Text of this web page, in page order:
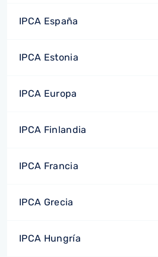
IPCA España
IPCA Estonia
IPCA Europa
IPCA Finlandia
IPCA Francia
IPCA Grecia
IPCA Hungría